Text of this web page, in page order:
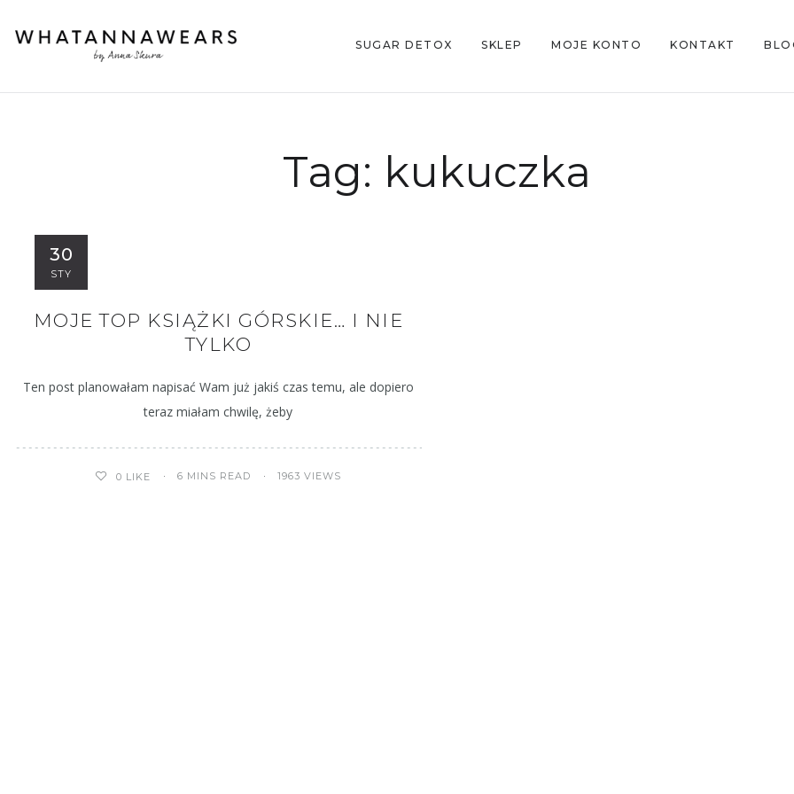
SUGAR DETOX SKLEP MOJE KONTO KONTAKT
Tag: kukuczka
30
STY
MOJE TOP KSIĄŻKI GÓRSKIE… I NIE
TYLKO
Ten post planowałam napisać Wam już jakiś czas temu, ale dopiero
teraz miałam chwilę, żeby
0 LIKE 6 MINS READ 1963 VIEWS